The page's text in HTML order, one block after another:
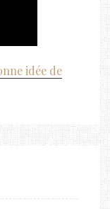
idée de